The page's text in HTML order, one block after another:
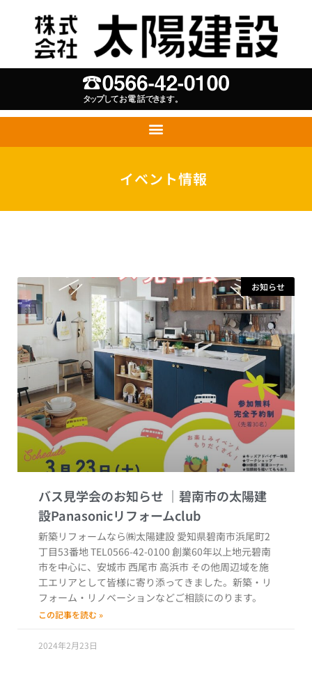
イベント情報
お知らせ
バス見学会のお知らせ
新築リフォームなら㈱太陽建設 愛知県碧南市浜尾町2
丁目53番地 TEL0566-42-0100 創業60年以上地元碧南
市を中心に、安城市 西尾市 高浜市 その他周辺域を施
工エリアとして皆様に寄り添ってきました。新築・リ
フォーム・リノベーションなどご相談にのります。
この記事を読む »
2024年2月23日